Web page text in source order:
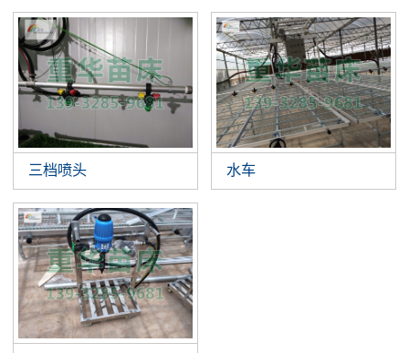
三档喷头 水车